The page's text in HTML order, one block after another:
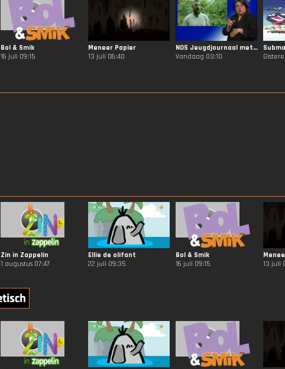
Bol & Smik
16 juli 09:15
Meneer Papier
13 juli 06:40
NOS Jeugdjournaal met Gebarentaal
Vandaag 03:10
Zin in Zappelin
1 augustus 07:47
Ellie de olifant
22 juli 09:35
Bol & Smik
16 juli 09:15
13 juli